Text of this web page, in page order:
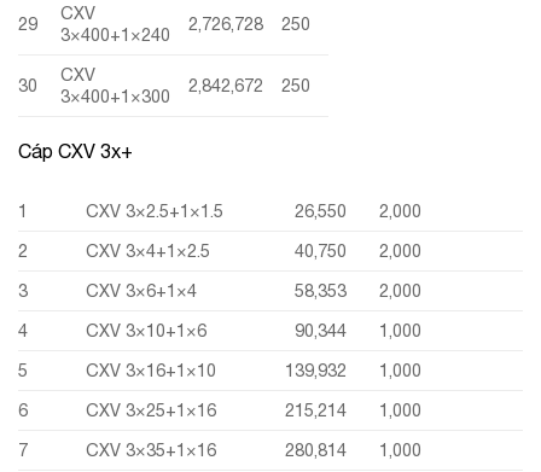
29
CXV
3×400+1×240
2,726,728 250
30
CXV
3×400+1×300
2,842,672 250
Cáp CXV 3x+
1 CXV 3×2.5+1×1.5 26,550
2,000
2
CXV 3×4+1×2.5 40,750
2,000
3
CXV 3×6+1×4 58,353
2,000
4
CXV 3×10+1×6 90,344
1,000
5
CXV 3×16+1×10 139,932
1,000
6
CXV 3×25+1×16 215,214
1,000
7
CXV 3×35+1×16 280,814 1,000